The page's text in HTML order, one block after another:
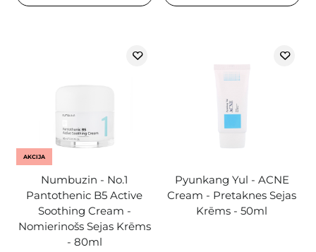
AKCIJA
Numbuzin - No.1
Pantothenic B5 Active
Soothing Cream -
Nomierinošs Sejas Krēms
- 80ml
Pyunkang Yul - ACNE
Cream - Pretaknes Sejas
Krēms - 50ml